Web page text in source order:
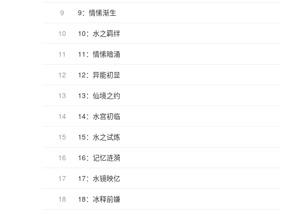
9 9：情愫渐生
10 10：水之羁绊
11 11：情愫暗涌
12 12：异能初显
13 13：仙境之约
14 14：水宫初临
15 15：水之试炼
16 16：记忆涟漪
17 17：水镜映亿
18 18：冰释前嫌